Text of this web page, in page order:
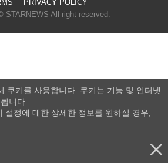
PRIVACY POLICY
STARNEWS All right reserved.
쿠키를 사용합니다. 쿠키는 기능 및 인터넷
니다.
설정에 대한 상세한 정보를 원하실 경우,